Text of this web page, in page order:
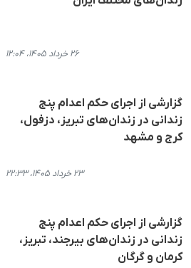
۲۶ خرداد ۱۴۰۵، ۱۲:۰۴
گزارشی از اجرای حکم اعدام پنج
زندانی در زندان‌های تبریز، دزفول،
کرج و مشهد
۲۳ خرداد ۱۴۰۵، ۲۲:۳۳
گزارشی از اجرای حکم اعدام پنج
زندانی در زندان‌های بیرجند، تبریز،
کرمان و گرگان